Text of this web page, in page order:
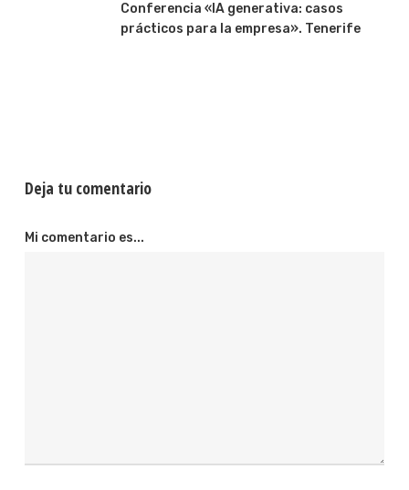
Conferencia «IA generativa: casos
prácticos para la empresa». Tenerife
Deja tu comentario
Mi comentario es...